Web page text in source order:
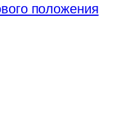
положения